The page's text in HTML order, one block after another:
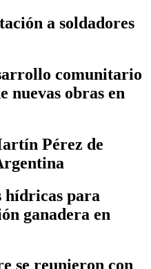
a soldadores
comunitario
nuevas obras en
Pérez de
hídricas para
ganadera en
se reunieron con